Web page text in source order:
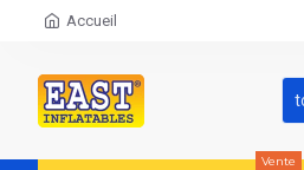
Accueil
Vente